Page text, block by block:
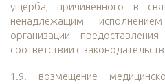
ущерба, причиненного в
ненадлежащим
организации
соответствии с
1.9. возмещение